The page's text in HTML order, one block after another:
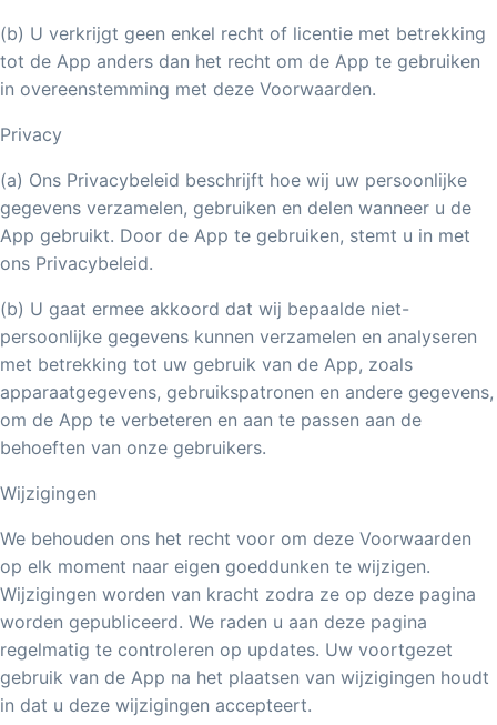
(b) U verkrijgt geen enkel recht of licentie met betrekking
tot de App anders dan het recht om de App te gebruiken
in overeenstemming met deze Voorwaarden.
Privacy
(a) Ons Privacybeleid beschrijft hoe wij uw persoonlijke
gegevens verzamelen, gebruiken en delen wanneer u de
App gebruikt. Door de App te gebruiken, stemt u in met
ons Privacybeleid.
(b) U gaat ermee akkoord dat wij bepaalde niet-
persoonlijke gegevens kunnen verzamelen en analyseren
met betrekking tot uw gebruik van de App, zoals
apparaatgegevens, gebruikspatronen en andere gegevens,
om de App te verbeteren en aan te passen aan de
behoeften van onze gebruikers.
Wijzigingen
We behouden ons het recht voor om deze Voorwaarden
op elk moment naar eigen goeddunken te wijzigen.
Wijzigingen worden van kracht zodra ze op deze pagina
worden gepubliceerd. We raden u aan deze pagina
regelmatig te controleren op updates. Uw voortgezet
gebruik van de App na het plaatsen van wijzigingen houdt
in dat u deze wijzigingen accepteert.